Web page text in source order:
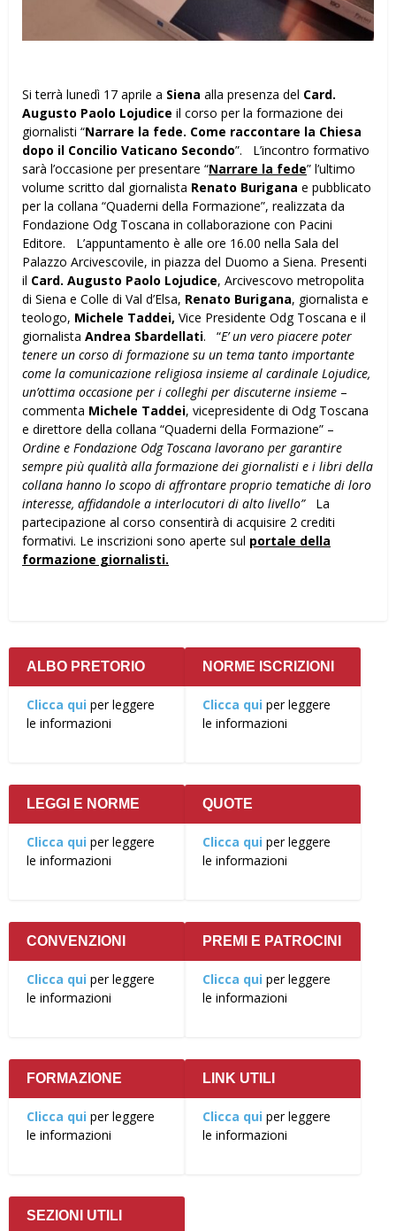
Si terrà lunedì 17 aprile a Siena alla presenza del Card.
Augusto Paolo Lojudice il corso per la formazione dei
giornalisti “Narrare la fede. Come raccontare la Chiesa
dopo il Concilio Vaticano Secondo”. L’incontro formativo
sarà l’occasione per presentare “Narrare la fede” l’ultimo
volume scritto dal giornalista Renato Burigana e pubblicato
per la collana “Quaderni della Formazione”, realizzata da
Fondazione Odg Toscana in collaborazione con Pacini
Editore. L’appuntamento è alle ore 16.00 nella Sala del
Palazzo Arcivescovile, in piazza del Duomo a Siena. Presenti
il Card. Augusto Paolo Lojudice, Arcivescovo metropolita
di Siena e Colle di Val d’Elsa, Renato Burigana, giornalista e
teologo, Michele Taddei, Vice Presidente Odg Toscana e il
giornalista Andrea Sbardellati. “E’ un vero piacere poter
tenere un corso di formazione su un tema tanto importante
come la comunicazione religiosa insieme al cardinale Lojudice,
un’ottima occasione per i colleghi per discuterne insieme –
commenta Michele Taddei, vicepresidente di Odg Toscana
e direttore della collana “Quaderni della Formazione” –
Ordine e Fondazione Odg Toscana lavorano per garantire
sempre più qualità alla formazione dei giornalisti e i libri della
collana hanno lo scopo di affrontare proprio tematiche di loro
interesse, affidandole a interlocutori di alto livello”La
partecipazione al corso consentirà di acquisire 2 crediti
formativi. Le inscrizioni sono aperte sul portale della
formazione giornalisti.
ALBO PRETORIO
Clicca qui per leggere
le informazioni
NORME ISCRIZIONI
Clicca qui per leggere
le informazioni
LEGGI E NORME
Clicca qui per leggere
le informazioni
QUOTE
Clicca qui per leggere
le informazioni
CONVENZIONI
Clicca qui per leggere
le informazioni
PREMI E PATROCINI
Clicca qui per leggere
le informazioni
FORMAZIONE
Clicca qui per leggere
le informazioni
LINK UTILI
Clicca qui per leggere
le informazioni
SEZIONI UTILI